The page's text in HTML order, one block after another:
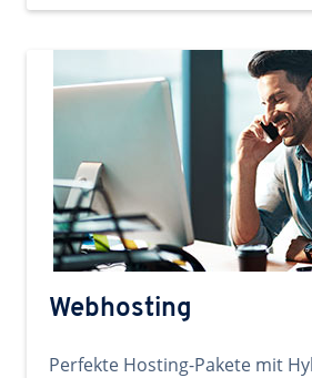
Webhosting
Perfekte Hosting-Pakete mit